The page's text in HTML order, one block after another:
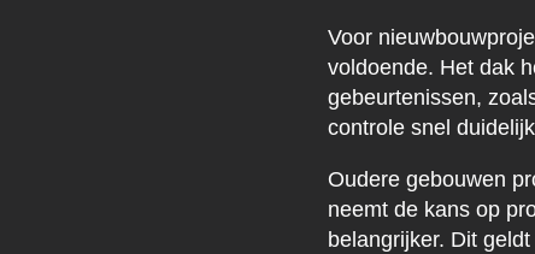
Voor
voldoende. Het dak
gebeurtenissen,
controle snel
Oudere gebouwen
neemt de kans op
belangrijker. Dit